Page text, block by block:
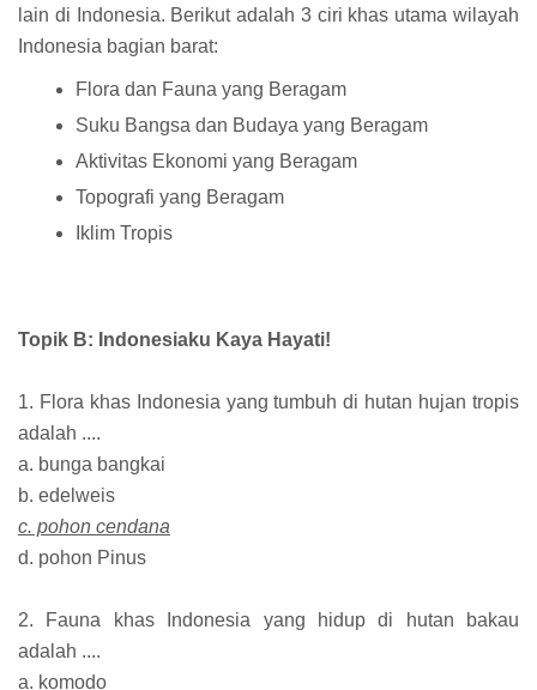
lain di Indonesia. Berikut adalah 3 ciri khas utama wilayah
Indonesia bagian barat:
Flora dan Fauna yang Beragam
Suku Bangsa dan Budaya yang Beragam
Aktivitas Ekonomi yang Beragam
Topografi yang Beragam
Iklim Tropis
Topik B: Indonesiaku Kaya Hayati!
1. Flora khas Indonesia yang tumbuh di hutan hujan tropis
adalah ....
a. bunga bangkai
b. edelweis
c. pohon cendana
d. pohon Pinus
2. Fauna khas Indonesia yang hidup di hutan bakau
adalah ....
a. komodo